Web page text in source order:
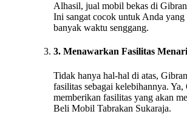
Alhasil, jual mobil bekas di
Ini sangat cocok untuk Anda
banyak waktu senggang.
3. Menawarkan Fasilitas
Tidak hanya hal-hal di atas,
fasilitas sebagai kelebihannya.
memberikan fasilitas yang akan
Beli Mobil Tabrakan Sukaraja.